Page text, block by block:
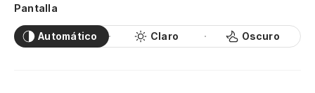
Pantalla
Automático Claro Oscuro